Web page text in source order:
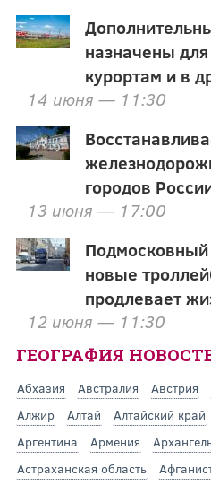
назначены
курортам и в
14 июня — 11:30
городов
13 июня — 17:00
Подмосковный
новые
продлевает
12 июня — 11:30
ГЕОГРАФИЯ
Абхазия Австралия Австрия
Алжир
Алтай Алтайский край
Аргентина
Армения
Астраханская область